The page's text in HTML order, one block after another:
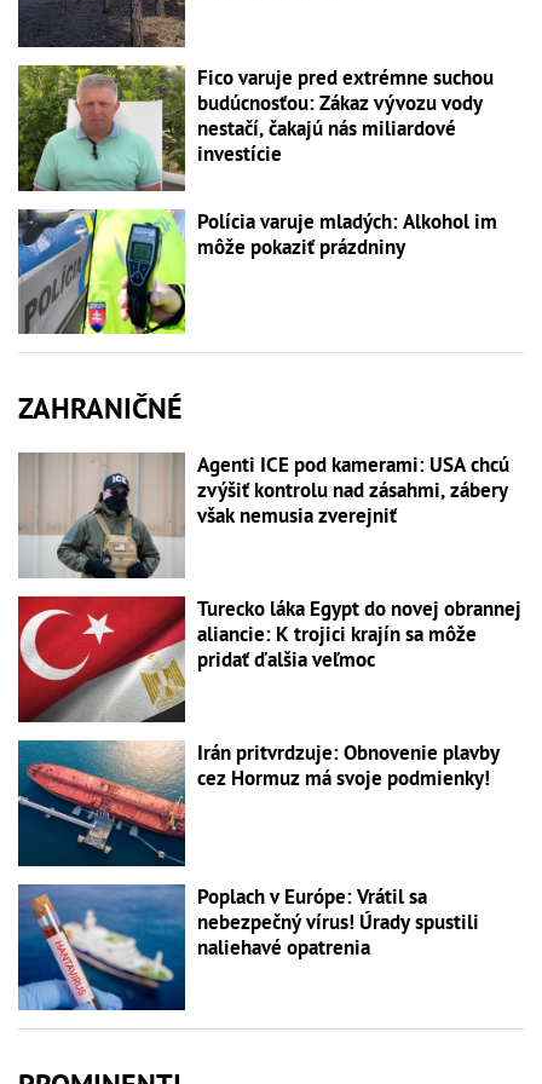
Fico varuje pred extrémne suchou
budúcnosťou: Zákaz vývozu vody
nestačí, čakajú nás miliardové
investície
Polícia varuje mladých: Alkohol im
môže pokaziť prázdniny
ZAHRANIČNÉ
Agenti ICE pod kamerami: USA chcú
zvýšiť kontrolu nad zásahmi, zábery
však nemusia zverejniť
Turecko láka Egypt do novej obrannej
aliancie: K trojici krajín sa môže
pridať ďalšia veľmoc
Irán pritvrdzuje: Obnovenie plavby
cez Hormuz má svoje podmienky!
Poplach v Európe: Vrátil sa
nebezpečný vírus! Úrady spustili
naliehavé opatrenia